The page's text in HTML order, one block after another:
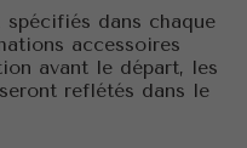
dans chaque
accessoires
avant le départ, les
reflétés dans le